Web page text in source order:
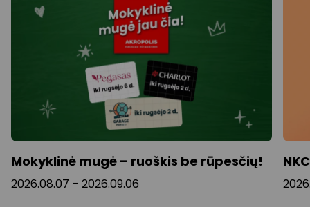
Mokyklinė mugė – ruoškis be rūpesčių!
2026.08.07 – 2026.09.06